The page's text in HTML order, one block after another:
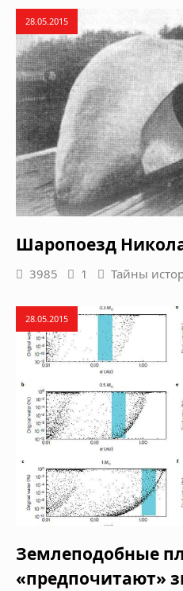
28.05.2015
Шаропоезд
3985 1 Тайны
28.05.2015
Землеподобные
«предпочитают»